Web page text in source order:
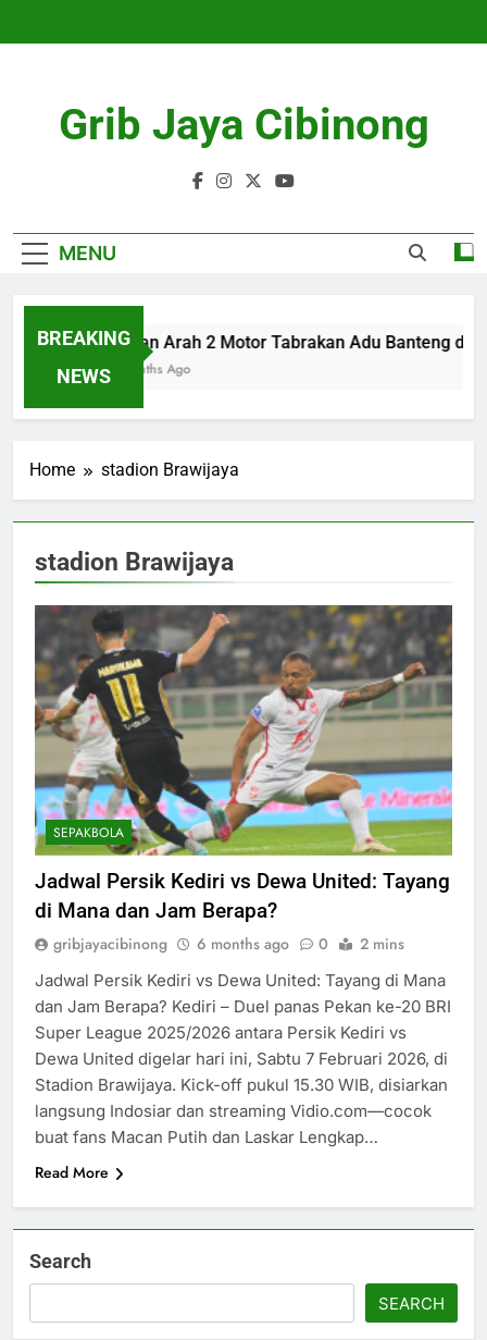
Grib Jaya Cibinong
MENU
BREAKING
NEWS
Lawan Arah 2 Motor Tabrakan Adu Banteng di
4 Months Ago
Home stadion Brawijaya
stadion Brawijaya
SEPAKBOLA
Jadwal Persik Kediri vs Dewa United: Tayang
di Mana dan Jam Berapa?
gribjayacibinong 6 months ago 0 2 mins
Jadwal Persik Kediri vs Dewa United: Tayang di Mana
dan Jam Berapa? Kediri – Duel panas Pekan ke-20 BRI
Super League 2025/2026 antara Persik Kediri vs
Dewa United digelar hari ini, Sabtu 7 Februari 2026, di
Stadion Brawijaya. Kick-off pukul 15.30 WIB, disiarkan
langsung Indosiar dan streaming Vidio.com—cocok
buat fans Macan Putih dan Laskar Lengkap…
Read More
Search
SEARCH